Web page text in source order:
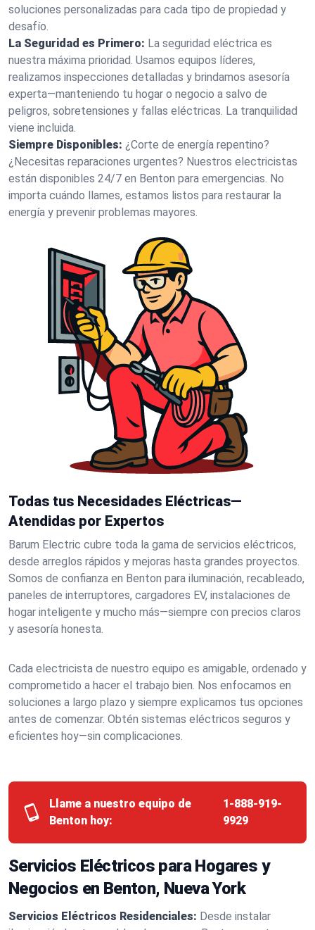
soluciones personalizadas para cada tipo de propiedad y
desafío.
La Seguridad es Primero: La seguridad eléctrica es
nuestra máxima prioridad. Usamos equipos líderes,
realizamos inspecciones detalladas y brindamos asesoría
experta—manteniendo tu hogar o negocio a salvo de
peligros, sobretensiones y fallas eléctricas. La tranquilidad
viene incluida.
Siempre Disponibles: ¿Corte de energía repentino?
¿Necesitas reparaciones urgentes? Nuestros electricistas
están disponibles 24/7 en Benton para emergencias. No
importa cuándo llames, estamos listos para restaurar la
energía y prevenir problemas mayores.
Todas tus Necesidades Eléctricas—
Atendidas por Expertos
Barum Electric cubre toda la gama de servicios eléctricos,
desde arreglos rápidos y mejoras hasta grandes proyectos.
Somos de confianza en Benton para iluminación, recableado,
paneles de interruptores, cargadores EV, instalaciones de
hogar inteligente y mucho más—siempre con precios claros
y asesoría honesta.
Cada electricista de nuestro equipo es amigable, ordenado y
comprometido a hacer el trabajo bien. Nos enfocamos en
soluciones a largo plazo y siempre explicamos tus opciones
antes de comenzar. Obtén sistemas eléctricos seguros y
eficientes hoy—sin complicaciones.
Llame a nuestro equipo de
Benton hoy:
1-888-919-
9929
Servicios Eléctricos para Hogares y
Negocios en Benton, Nueva York
Servicios Eléctricos Residenciales: Desde instalar